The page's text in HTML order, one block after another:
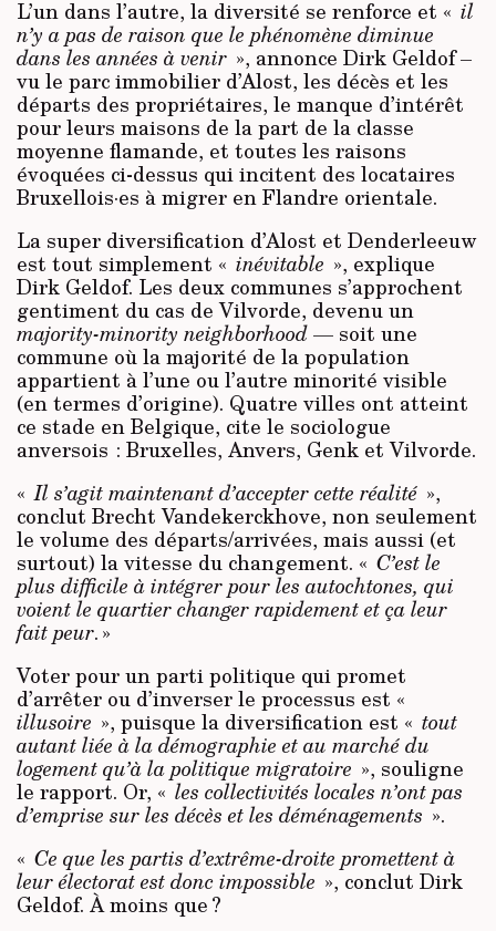
L’un dans l’autre, la diversité se renforce et « il
n’y a pas de raison que le phénomène diminue
dans les années à venir », annonce Dirk Geldof –
vu le parc immobilier d’Alost, les décès et les
départs des propriétaires, le manque d’intérêt
pour leurs maisons de la part de la classe
moyenne flamande, et toutes les raisons
évoquées ci-dessus qui incitent des locataires
Bruxellois·es à migrer en Flandre orientale.
La super diversification d’Alost et Denderleeuw
est tout simplement « inévitable », explique
Dirk Geldof. Les deux communes s’approchent
gentiment du cas de Vilvorde, devenu un
majority-minority neighborhood— soit une
commune où la majorité de la population
appartient à l’une ou l’autre minorité visible
(en termes d’origine). Quatre villes ont atteint
ce stade en Belgique, cite le sociologue
anversois : Bruxelles, Anvers, Genk et Vilvorde.
«Il s’agit maintenant d’accepter cette réalité »,
conclut Brecht Vandekerckhove, non seulement
le volume des départs/arrivées, mais aussi (et
surtout) la vitesse du changement. « C’est le
plus difficile à intégrer pour les autochtones, qui
voient le quartier changer rapidement et ça leur
fait peur. »
Voter pour un parti politique qui promet
d’arrêter ou d’inverser le processus est «
illusoire », puisque la diversification est « tout
autant liée à la démographie et au marché du
logement qu’à la politique migratoire », souligne
le rapport. Or, « les collectivités locales n’ont pas
d’emprise sur les décès et les déménagements ».
« Ce que les partis d’extrême-droite promettent à
leur électorat est donc impossible », conclut Dirk
Geldof. À moins que ?